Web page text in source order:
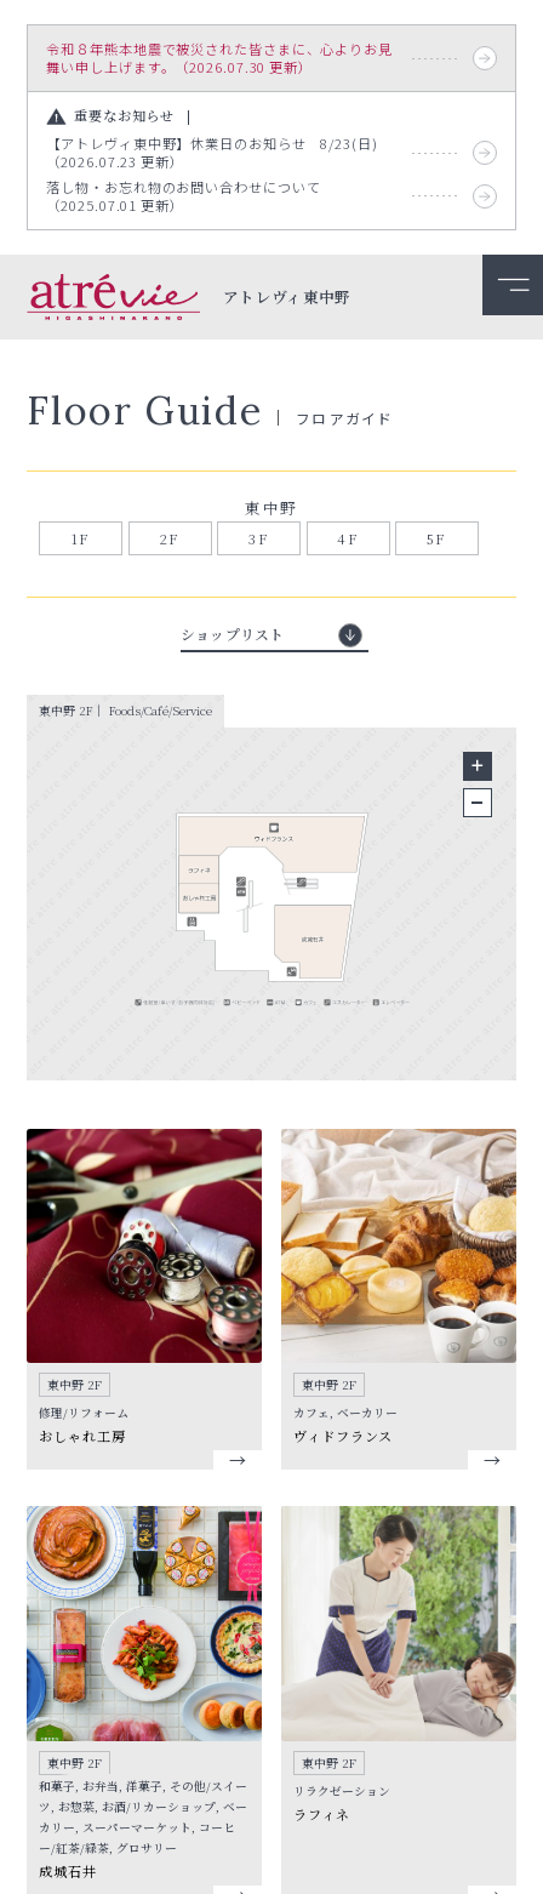
令和８年熊本地震で被災された皆さまに、心よりお見
舞い申し上げます。（2026.07.30 更新）
重要なお知らせ
【アトレヴィ東中野】休業日のお知らせ 8/23(日)
（2026.07.23 更新）
落し物・お忘れ物のお問い合わせについて
（2025.07.01 更新）
アトレヴィ東中野
Floor Guide フロアガイド
東中野
1F 2F 3F 4F 5F
ショップリスト
東中野 2F｜ Foods/Café/Service
東中野 2F
修理/リフォーム
おしゃれ工房
東中野 2F
カフェ, ベーカリー
ヴィドフランス
東中野 2F
和菓子, お弁当, 洋菓子, その他/スイー
ツ, お惣菜, お酒/リカーショップ, ベー
カリー, スーパーマーケット, コーヒ
ー/紅茶/緑茶, グロサリー
成城石井
東中野 2F
リラクゼーション
ラフィネ